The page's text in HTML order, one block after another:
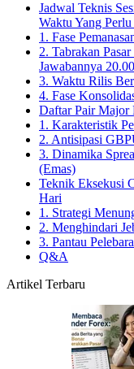
Jadwal Teknis
Waktu Yang
1. Fase
2. Tabrakan
Jawabannya
3. Waktu Rilis
4. Fase
Daftar Pair Major
1. Karakteristik
2. Antisipasi
3. Dinamika
(Emas)
Teknik Eksekusi
Hari
1. Strategi
2. Menghindari
3. Pantau
Q&A
Artikel Terbaru